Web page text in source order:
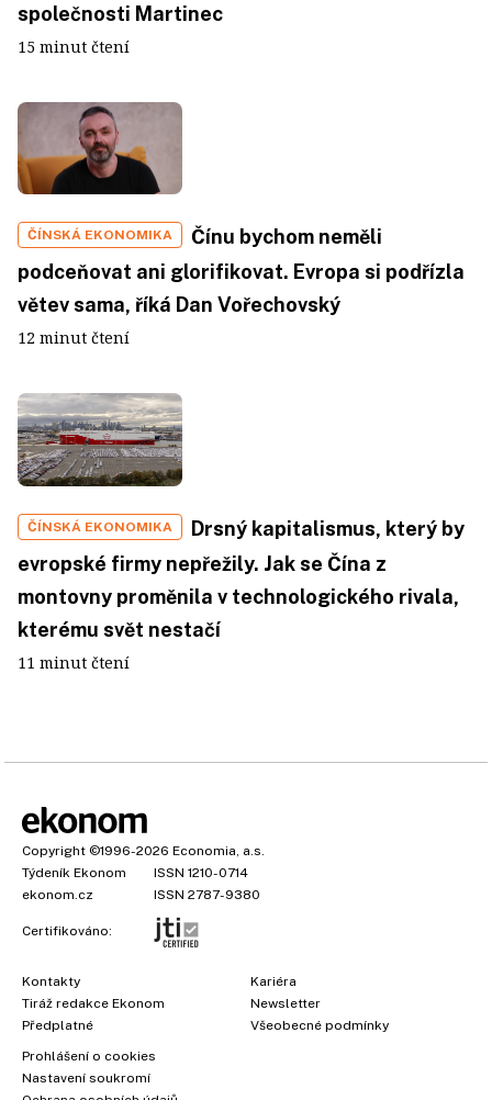
společnosti Martinec
15 minut čtení
ČÍNSKÁ EKONOMIKA
Čínu bychom neměli
podceňovat ani glorifikovat. Evropa si podřízla
větev sama, říká Dan Vořechovský
12 minut čtení
ČÍNSKÁ EKONOMIKA
Drsný kapitalismus, který by
evropské firmy nepřežily. Jak se Čína z
montovny proměnila v technologického rivala,
kterému svět nestačí
11 minut čtení
Copyright ©1996-2026 Economia, a.s.
Týdeník Ekonom
ISSN 1210-0714
ekonom.cz
ISSN 2787-9380
Certifikováno:
Kontakty
Tiráž redakce Ekonom
Předplatné
Kariéra
Newsletter
Všeobecné podmínky
Prohlášení o cookies
Nastavení soukromí